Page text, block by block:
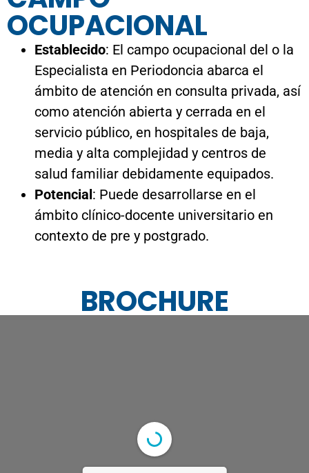
como atención abierta y cerrada en el
servicio público, en hospitales de baja,
media y alta complejidad y centros de
salud familiar debidamente equipados.
Potencial: Puede desarrollarse en el
ámbito clínico-docente universitario en
contexto de pre y postgrado.
BROCHURE